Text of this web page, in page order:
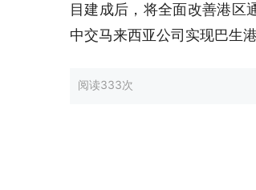
目建成后，将全面改善港区
中交马来西亚公司实现巴生
阅读333次